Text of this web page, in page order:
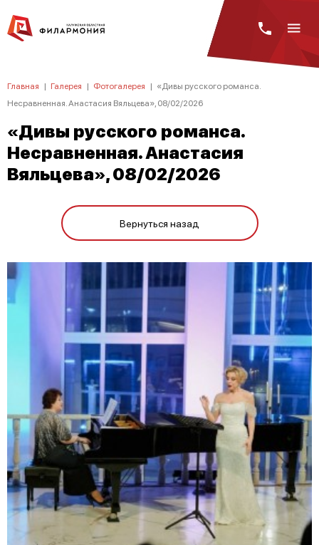
Главная | Галерея | Фотогалерея | «Дивы русского романса.
Несравненная. Анастасия Вяльцева», 08/02/2026
«Дивы русского романса.
Несравненная. Анастасия
Вяльцева», 08/02/2026
Вернуться назад